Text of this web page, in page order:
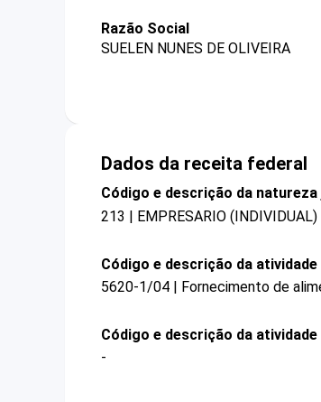
Razão Social
SUELEN NUNES DE OLIVEIRA
Dados da receita federal
Código e descrição da
213 | EMPRESARIO (INDIVIDUAL)
Código e descrição da
5620-1/04 | Fornecimento de
Código e descrição da
-